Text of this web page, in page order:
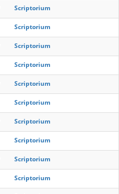
Scriptorium
Scriptorium
Scriptorium
Scriptorium
Scriptorium
Scriptorium
Scriptorium
Scriptorium
Scriptorium
Scriptorium